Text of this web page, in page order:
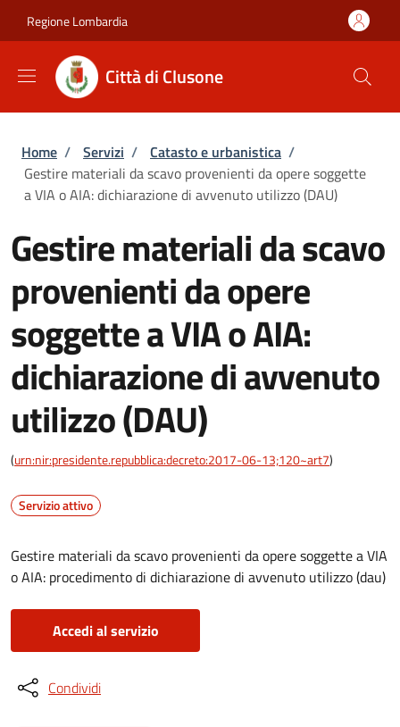
Regione Lombardia
Città di Clusone
Briciole di pane
Home / Servizi / Catasto e urbanistica /
Gestire materiali da scavo provenienti da opere soggette
a VIA o AIA: dichiarazione di avvenuto utilizzo (DAU)
Gestire materiali da scavo
provenienti da opere
soggette a VIA o AIA:
dichiarazione di avvenuto
utilizzo (DAU)
(urn:nir:presidente.repubblica:decreto:2017-06-13;120~art7)
Servizio attivo
Gestire materiali da scavo provenienti da opere soggette a VIA
o AIA: procedimento di dichiarazione di avvenuto utilizzo (dau)
Accedi al servizio
Condividi